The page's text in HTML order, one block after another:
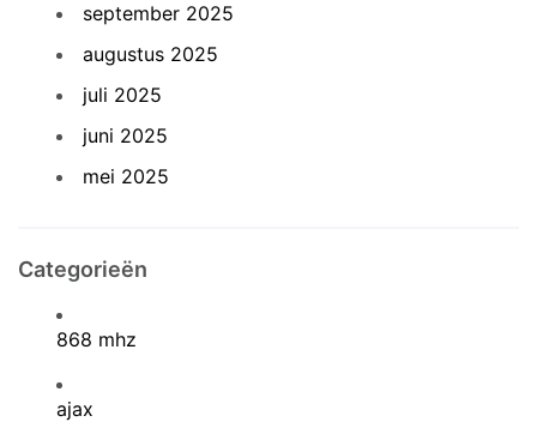
september 2025
augustus 2025
juli 2025
juni 2025
mei 2025
Categorieën
868 mhz
ajax